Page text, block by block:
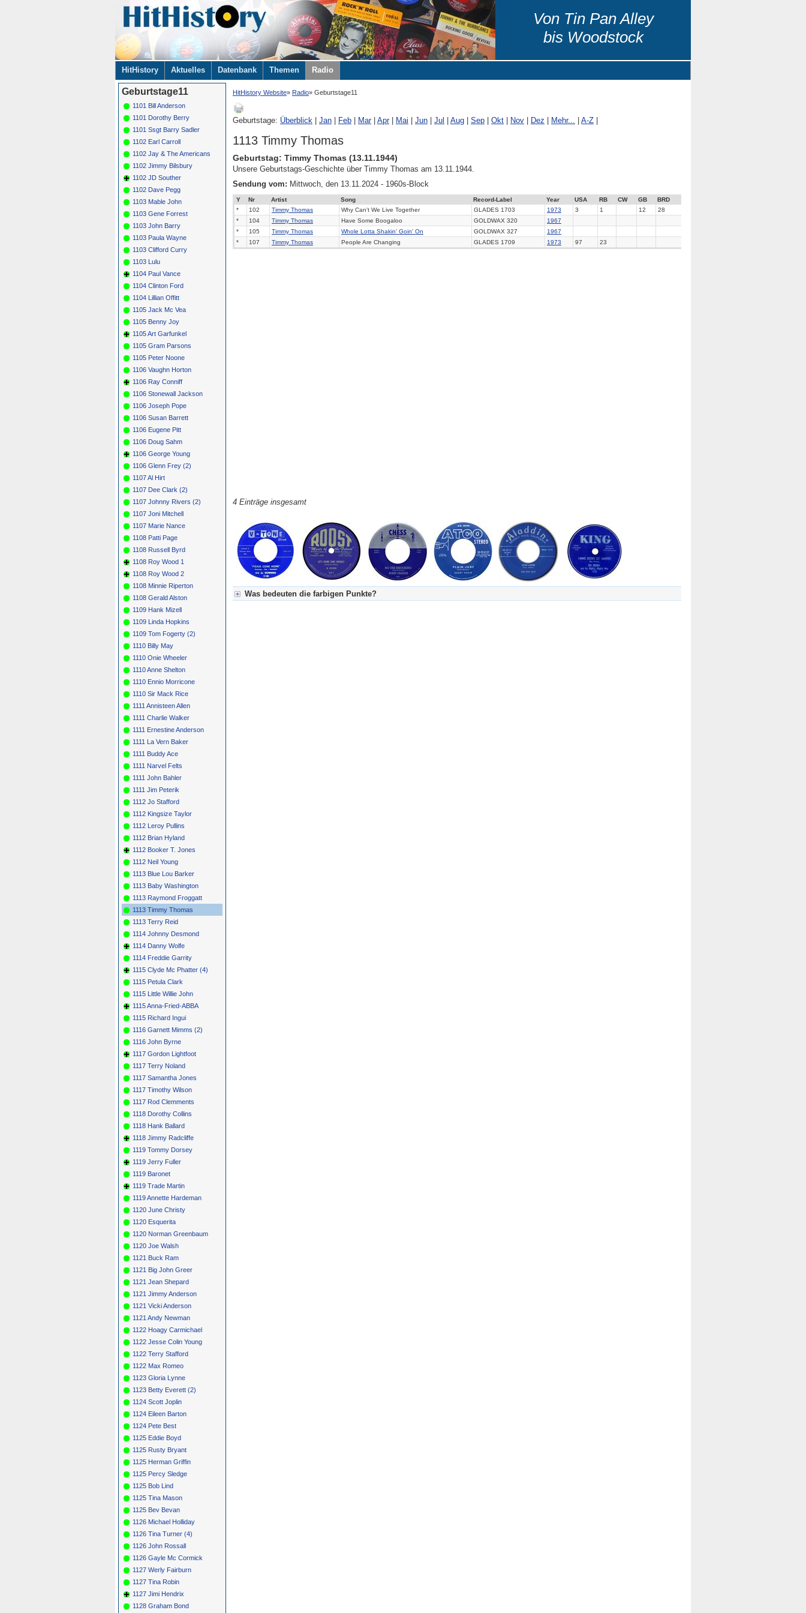
Von Tin Pan Alley
bis Woodstock
Navigation
überspringen
HitHistory Aktuelles Datenbank Themen Radio
HitHistory Website Radio Geburtstage11
Geburtstage: Überblick Jan Feb Mar| Apr| Mai Jun Jul Aug Sep Okt Nov Dez Mehr... A-Z
1113 Timmy Thomas
Geburtstag: Timmy Thomas (13.11.1944)
Unsere Geburtstags-Geschichte über Timmy Thomas am 13.11.1944.
Sendung vom: Mittwoch, den 13.11.2024 - 1960s-Block
Y Nr Artist Song Record-Label Year USA RB CW GB
BRD
*
102 Timmy Thomas Why Can't We Live Together GLADES 1703 1973 3 1 12
28
*
104 Timmy Thomas Have Some Boogaloo GOLDWAX 320
1967
*
105 Timmy Thomas Whole Lotta Shakin' Goin' On GOLDWAX 327
1967
*
107 Timmy Thomas People Are Changing GLADES 1709 1973 97 23
4 Einträge insgesamt
Was bedeuten die farbigen Punkte?
Geburtstage11
1101 Bill Anderson
1101 Dorothy Berry
1101 Ssgt Barry Sadler
1102 Earl Carroll
1102 Jay & The Americans
1102 Jimmy Bilsbury
1102 JD Souther
1102 Dave Pegg
1103 Mable John
1103 Gene Forrest
1103 John Barry
1103 Paula Wayne
1103 Clifford Curry
1103 Lulu
1104 Paul Vance
1104 Clinton Ford
1104 Lillian Offitt
1105 Jack Mc Vea
1105 Benny Joy
1105 Art Garfunkel
1105 Gram Parsons
1105 Peter Noone
1106 Vaughn Horton
1106 Ray Conniff
1106 Stonewall Jackson
1106 Joseph Pope
1106 Susan Barrett
1106 Eugene Pitt
1106 Doug Sahm
1106 George Young
1106 Glenn Frey (2)
1107 Al Hirt
1107 Dee Clark (2)
1107 Johnny Rivers (2)
1107 Joni Mitchell
1107 Marie Nance
1108 Patti Page
1108 Russell Byrd
1108 Roy Wood 1
1108 Roy Wood 2
1108 Minnie Riperton
1108 Gerald Alston
1109 Hank Mizell
1109 Linda Hopkins
1109 Tom Fogerty (2)
1110 Billy May
1110 Onie Wheeler
1110 Anne Shelton
1110 Ennio Morricone
1110 Sir Mack Rice
1111 Annisteen Allen
1111 Charlie Walker
1111 Ernestine Anderson
1111 La Vern Baker
1111 Buddy Ace
1111 Narvel Felts
1111 John Bahler
1111 Jim Peterik
1112 Jo Stafford
1112 Kingsize Taylor
1112 Leroy Pullins
1112 Brian Hyland
1112 Booker T. Jones
1112 Neil Young
1113 Blue Lou Barker
1113 Baby Washington
1113 Raymond Froggatt
1113 Timmy Thomas
1113 Terry Reid
1114 Johnny Desmond
1114 Danny Wolfe
1114 Freddie Garrity
1115 Clyde Mc Phatter (4)
1115 Petula Clark
1115 Little Willie John
1115 Anna-Fried-ABBA
1115 Richard Ingui
1116 Garnett Mimms (2)
1116 John Byrne
1117 Gordon Lightfoot
1117 Terry Noland
1117 Samantha Jones
1117 Timothy Wilson
1117 Rod Clemments
1118 Dorothy Collins
1118 Hank Ballard
1118 Jimmy Radcliffe
1119 Tommy Dorsey
1119 Jerry Fuller
1119 Baronet
1119 Trade Martin
1119 Annette Hardeman
1120 June Christy
1120 Esquerita
1120 Norman Greenbaum
1120 Joe Walsh
1121 Buck Ram
1121 Big John Greer
1121 Jean Shepard
1121 Jimmy Anderson
1121 Vicki Anderson
1121 Andy Newman
1122 Hoagy Carmichael
1122 Jesse Colin Young
1122 Terry Stafford
1122 Max Romeo
1123 Gloria Lynne
1123 Betty Everett (2)
1124 Scott Joplin
1124 Eileen Barton
1124 Pete Best
1125 Eddie Boyd
1125 Rusty Bryant
1125 Herman Griffin
1125 Percy Sledge
1125 Bob Lind
1125 Tina Mason
1125 Bev Bevan
1126 Michael Holliday
1126 Tina Turner (4)
1126 John Rossall
1126 Gayle Mc Cormick
1127 Werly Fairburn
1127 Tina Robin
1127 Jimi Hendrix
1128 Graham Bond